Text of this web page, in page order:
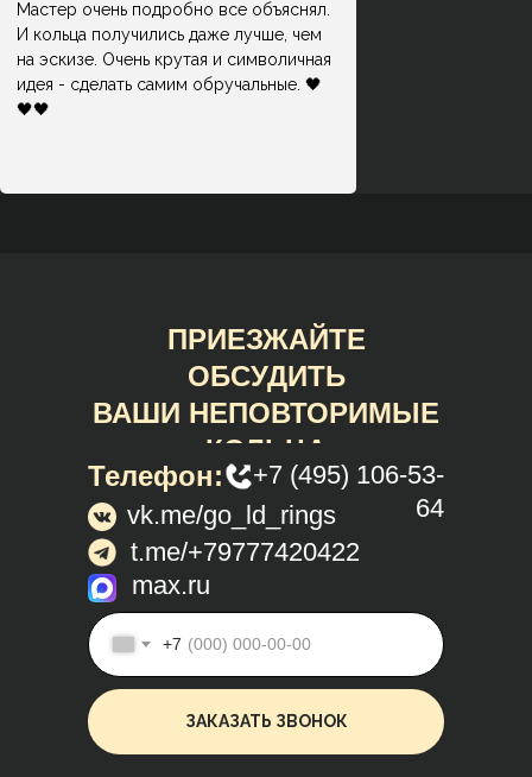
Мастер очень подробно все объяснял.
И кольца получились даже лучше, чем
на эскизе. Очень крутая и символичная
идея - сделать самим обручальные. 🖤
🖤🖤
ПРИЕЗЖАЙТЕ
ОБСУДИТЬ
ВАШИ НЕПОВТОРИМЫЕ
КОЛЬЦА
Телефон:
+7 (495) 106-53-
64
vk.me/go_ld_rings
t.me/+79777420422
max.ru
+7
ЗАКАЗАТЬ ЗВОНОК